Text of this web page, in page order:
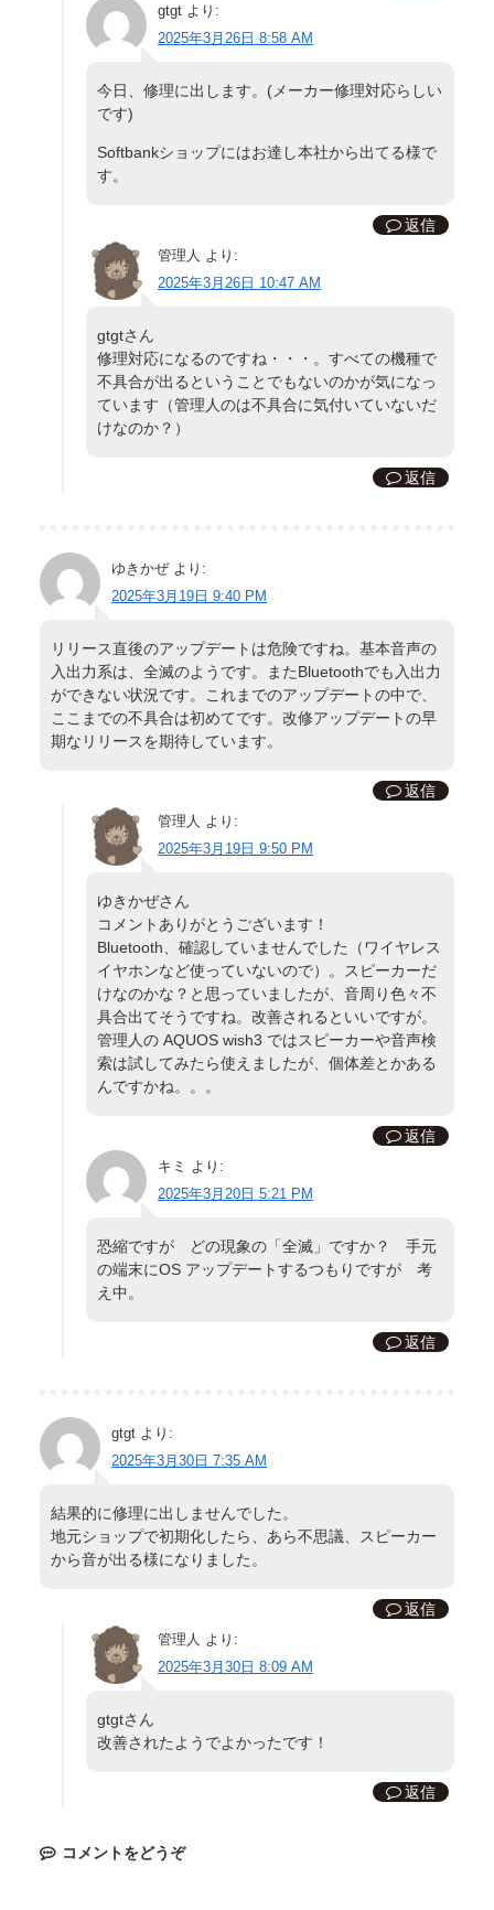
gtgt より:
2025年3月26日 8:58 AM
今日、修理に出します。(メーカー修理対応らしい
です)
Softbankショップにはお達し本社から出てる様で
す。
返信
管理人 より:
2025年3月26日 10:47 AM
gtgtさん
修理対応になるのですね・・・。すべての機種で
不具合が出るということでもないのかが気になっ
ています（管理人のは不具合に気付いていないだ
けなのか？）
返信
ゆきかぜ より:
2025年3月19日 9:40 PM
リリース直後のアップデートは危険ですね。基本音声の
入出力系は、全滅のようです。またBluetoothでも入出力
ができない状況です。これまでのアップデートの中で、
ここまでの不具合は初めてです。改修アップデートの早
期なリリースを期待しています。
返信
管理人 より:
2025年3月19日 9:50 PM
ゆきかぜさん
コメントありがとうございます！
Bluetooth、確認していませんでした（ワイヤレス
イヤホンなど使っていないので）。スピーカーだ
けなのかな？と思っていましたが、音周り色々不
具合出てそうですね。改善されるといいですが。
管理人の AQUOS wish3 ではスピーカーや音声検
索は試してみたら使えましたが、個体差とかある
んですかね。。。
返信
キミ
より:
2025年3月20日 5:21 PM
恐縮ですが どの現象の「全滅」ですか？ 手元
の端末にOS アップデートするつもりですが 考
え中。
返信
gtgt より:
2025年3月30日 7:35 AM
結果的に修理に出しませんでした。
地元ショップで初期化したら、あら不思議、スピーカー
から音が出る様になりました。
返信
管理人 より:
2025年3月30日 8:09 AM
gtgtさん
改善されたようでよかったです！
返信
コメントをどうぞ